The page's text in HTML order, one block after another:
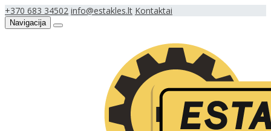
+370 683 34502 info@estakles.lt Kontaktai
Navigacija